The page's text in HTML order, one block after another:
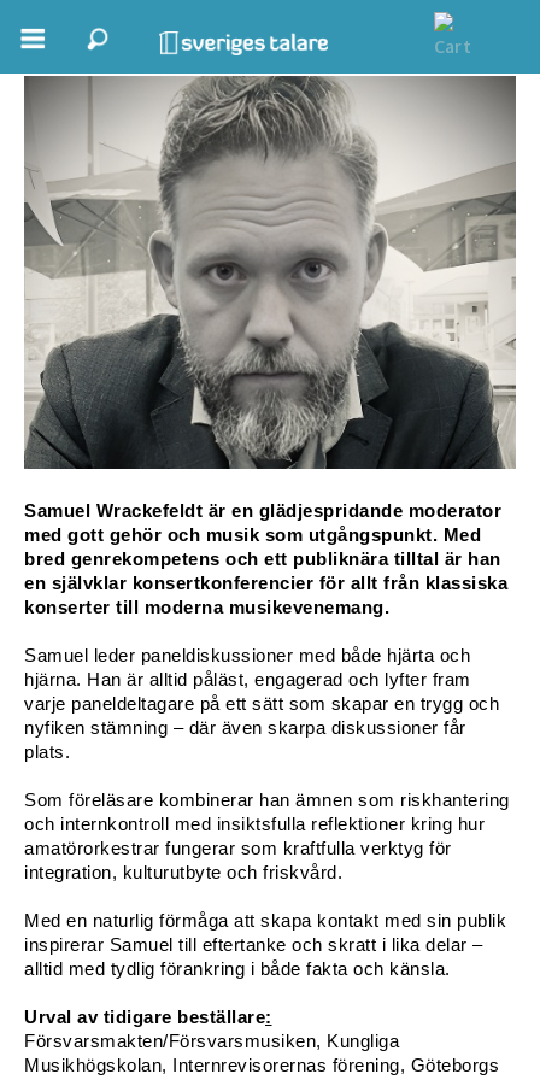
Samhällsnytta
Inspiration
Inspirerande Föreläsare
Personlig utveckling, målsättning
Life Stories & Trivsel
Keynote
Moderator
Konferencier
Radio och TV-profiler
Underhållning och event
Event
Humoristiska föredrag
Ljus och belysning
Komiker
Samuel Wrackefeldt
Samuel Wrackefeldt är en glädjespridande moderator
med gott gehör och musik som utgångspunkt. Med
bred genrekompetens och ett publiknära tilltal är han
en självklar konsertkonferencier för allt från klassiska
konserter till moderna musikevenemang.
Samuel leder paneldiskussioner med både hjärta och
hjärna. Han är alltid påläst, engagerad och lyfter fram
varje paneldeltagare på ett sätt som skapar en trygg och
nyfiken stämning – där även skarpa diskussioner får
plats.
Som föreläsare kombinerar han ämnen som riskhantering
och internkontroll med insiktsfulla reflektioner kring hur
amatörorkestrar fungerar som kraftfulla verktyg för
integration, kulturutbyte och friskvård.
Med en naturlig förmåga att skapa kontakt med sin publik
inspirerar Samuel till eftertanke och skratt i lika delar –
alltid med tydlig förankring i både fakta och känsla.
Urval av tidigare beställare:
Försvarsmakten/Försvarsmusiken, Kungliga
Musikhögskolan, Internrevisorernas förening, Göteborgs